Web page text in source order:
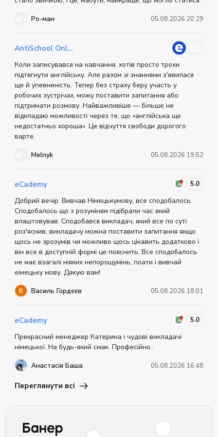
сайті.
Ро-ман
05.08.2026 20:29
AntiSchool Online
Коли записувався на навчання, хотів просто трохи
підтягнути англійську. Але разом зі знаннями з'явилася
ще й упевненість. Тепер без страху беру участь у
робочих зустрічах, можу поставити запитання або
підтримати розмову. Найважливіше — більше не
відкладаю можливості через те, що «англійська ще
недостатньо хороша». Це відчуття свободи дорогого
варте.
Melnyk
05.08.2026 19:52
eCademy 5.0
Добрий вечір. Вивчав Німецькумову, все сподобалось.
Сподобалось що з розуміням підібрали час який
влаштовував. Сподобався викладач, який все по суті
роз'яснив, викладачу можна поставити запитання якщо
щось не зрозумів чи можливо щось цікавить додатково і
він все в доступній формі це пояснить. Все сподобалось
не має взагалі ніяких непорощумінь, поати і вивчай
еімецьку мову. Дякую вам!
Василь Гордєєв
05.08.2026 18:01
eCademy 5.0
Прекрасний менеджер Катерина і чудові викладачі
німецької. На будь-який смак. Професійно..
Анастасія Баша
05.08.2026 16:48
Переглянути всі